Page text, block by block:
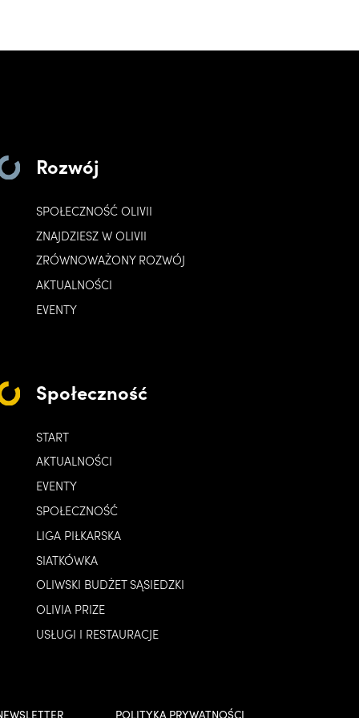
Rozwój
SPOŁECZNOŚĆ OLIVII
ZNAJDZIESZ W OLIVII
ZRÓWNOWAŻONY ROZWÓJ
AKTUALNOŚCI
EVENTY
Społeczność
START
AKTUALNOŚCI
EVENTY
SPOŁECZNOŚĆ
LIGA PIŁKARSKA
SIATKÓWKA
OLIWSKI BUDŻET SĄSIEDZKI
OLIVIA PRIZE
USŁUGI I RESTAURACJE
POLITYKA PRYWATNOŚCI